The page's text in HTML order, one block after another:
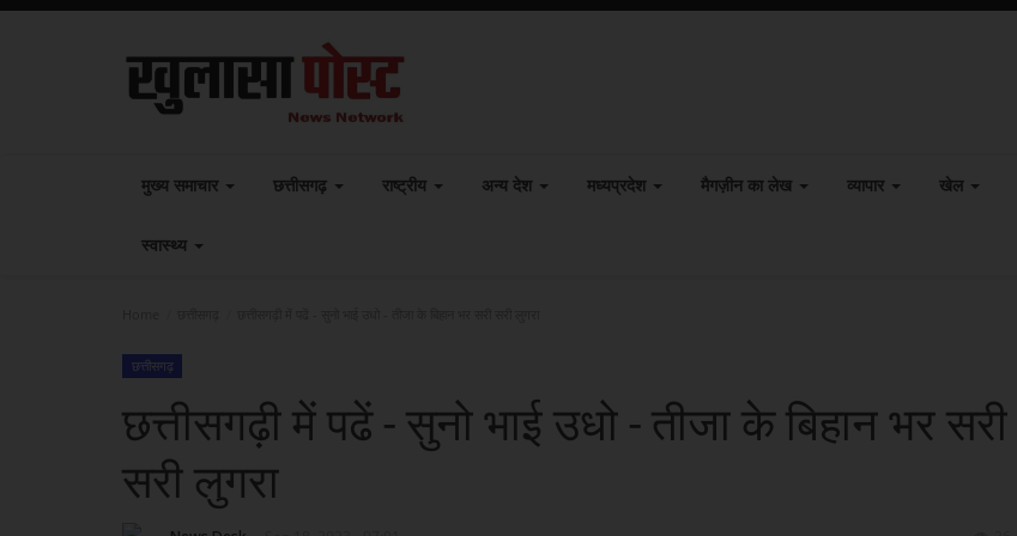
मुख्य समाचार छत्तीसगढ़ राष्ट्रीय अन्य देश मध्यप्रदेश मैगज़ीन का लेख व्यापार खेल
स्वास्थ्य
छत्तीसगढ़
छत्तीसगढ़ी में पढें - सुनो भाई उधो - तीजा के बिहान भर सरी
सरी लुगरा